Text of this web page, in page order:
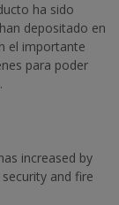
ha sido
depositado en
el importante
para poder
increased by
and fire